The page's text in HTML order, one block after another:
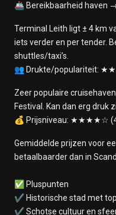
🚢 Bereikbaarheid
Terminal Leith ligt ± 4 km
iets verder en per tender.
shuttles/taxi’s.
👥 Drukte/populariteit:
Zeer populaire
Festival. Kan dan erg druk
💰 Prijsniveau: ★★★★☆
Gemiddelde prijzen voor
betaalbaarder dan in
✅ Pluspunten
✔ Historische stad met
✔ Schotse cultuur en